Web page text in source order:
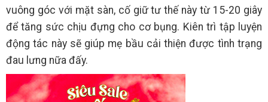
vuông góc với mặt sàn, cố giữ tư thế này từ 15-20 giây
để tăng sức chịu đựng cho cơ bụng. Kiên trì tập luyện
động tác này sẽ giúp mẹ bầu cải thiện được tình trạng
đau lưng nữa đấy.